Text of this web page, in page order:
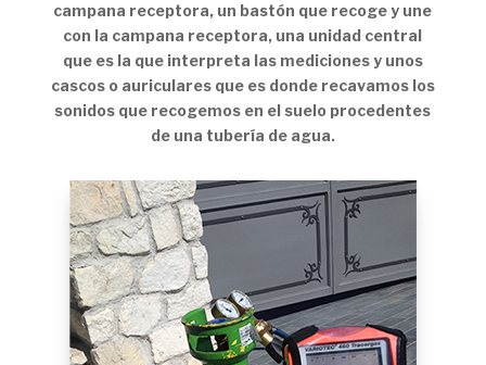
campana receptora, un bastón que recoge y une
con la campana receptora, una unidad central
que es la que interpreta las mediciones y unos
cascos o auriculares que es donde recavamos los
sonidos que recogemos en el suelo procedentes
de una tubería de agua.